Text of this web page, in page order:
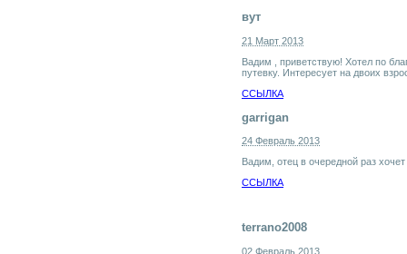
вут
21 Март 2013
Вадим , приветствую! Хотел по
путевку. Интересует на двоих
ССЫЛКА
garrigan
24 Февраль 2013
Вадим, отец в очередной раз
ССЫЛКА
terrano2008
02 Февраль 2013